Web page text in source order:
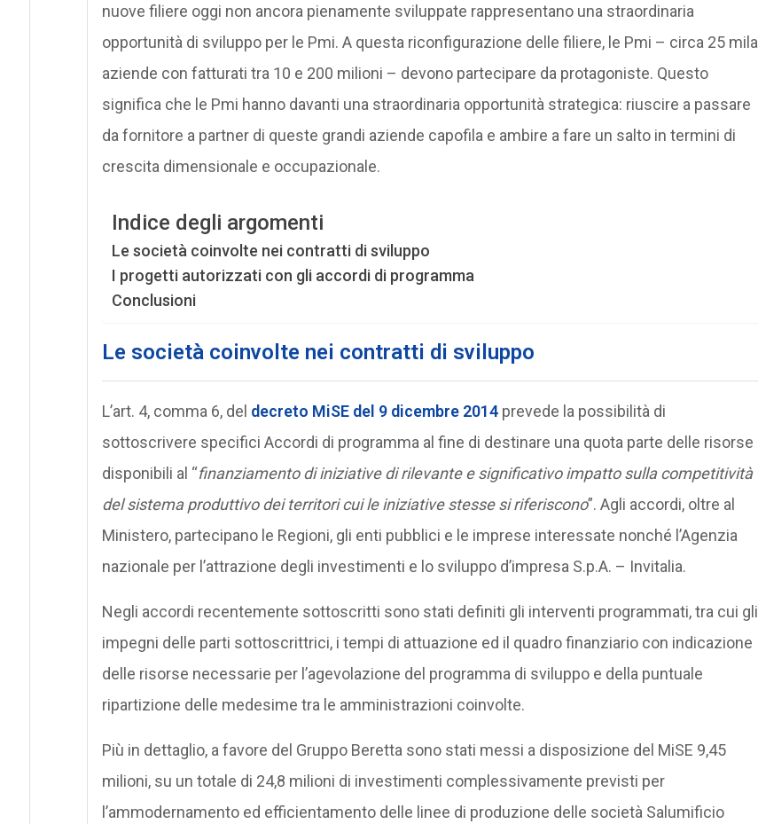
nuove filiere oggi non ancora pienamente sviluppate rappresentano una straordinaria
opportunità di sviluppo per le Pmi. A questa riconfigurazione delle filiere, le Pmi – circa 25 mila
aziende con fatturati tra 10 e 200 milioni – devono partecipare da protagoniste. Questo
significa che le Pmi hanno davanti una straordinaria opportunità strategica: riuscire a passare
da fornitore a partner di queste grandi aziende capofila e ambire a fare un salto in termini di
crescita dimensionale e occupazionale.
Indice degli argomenti
Le società coinvolte nei contratti di sviluppo
I progetti autorizzati con gli accordi di programma
Conclusioni
Le società coinvolte nei contratti di sviluppo
L’art. 4, comma 6, del decreto MiSE del 9 dicembre 2014prevede la possibilità di
sottoscrivere specifici Accordi di programma al fine di destinare una quota parte delle risorse
disponibili al “finanziamento di iniziative di rilevante e significativo impatto sulla competitività
del sistema produttivo dei territori cui le iniziative stesse si riferiscono”. Agli accordi, oltre al
Ministero, partecipano le Regioni, gli enti pubblici e le imprese interessate nonché l’Agenzia
nazionale per l’attrazione degli investimenti e lo sviluppo d’impresa S.p.A. – Invitalia.
Negli accordi recentemente sottoscritti sono stati definiti gli interventi programmati, tra cui gli
impegni delle parti sottoscrittrici, i tempi di attuazione ed il quadro finanziario con indicazione
delle risorse necessarie per l’agevolazione del programma di sviluppo e della puntuale
ripartizione delle medesime tra le amministrazioni coinvolte.
Più in dettaglio, a favore del Gruppo Beretta sono stati messi a disposizione del MiSE 9,45
milioni, su un totale di 24,8 milioni di investimenti complessivamente previsti per
l’ammodernamento ed efficientamento delle linee di produzione delle società Salumificio